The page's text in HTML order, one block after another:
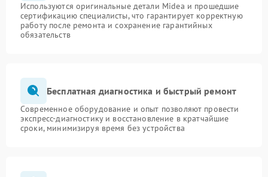
Используются оригинальные детали Midea и прошедшие
сертификацию специалисты, что гарантирует корректную
работу после ремонта и сохранение гарантийных
обязательств
Бесплатная диагностика и быстрый ремонт
Современное оборудование и опыт позволяют провести
экспресс-диагностику и восстановление в кратчайшие
сроки, минимизируя время без устройства